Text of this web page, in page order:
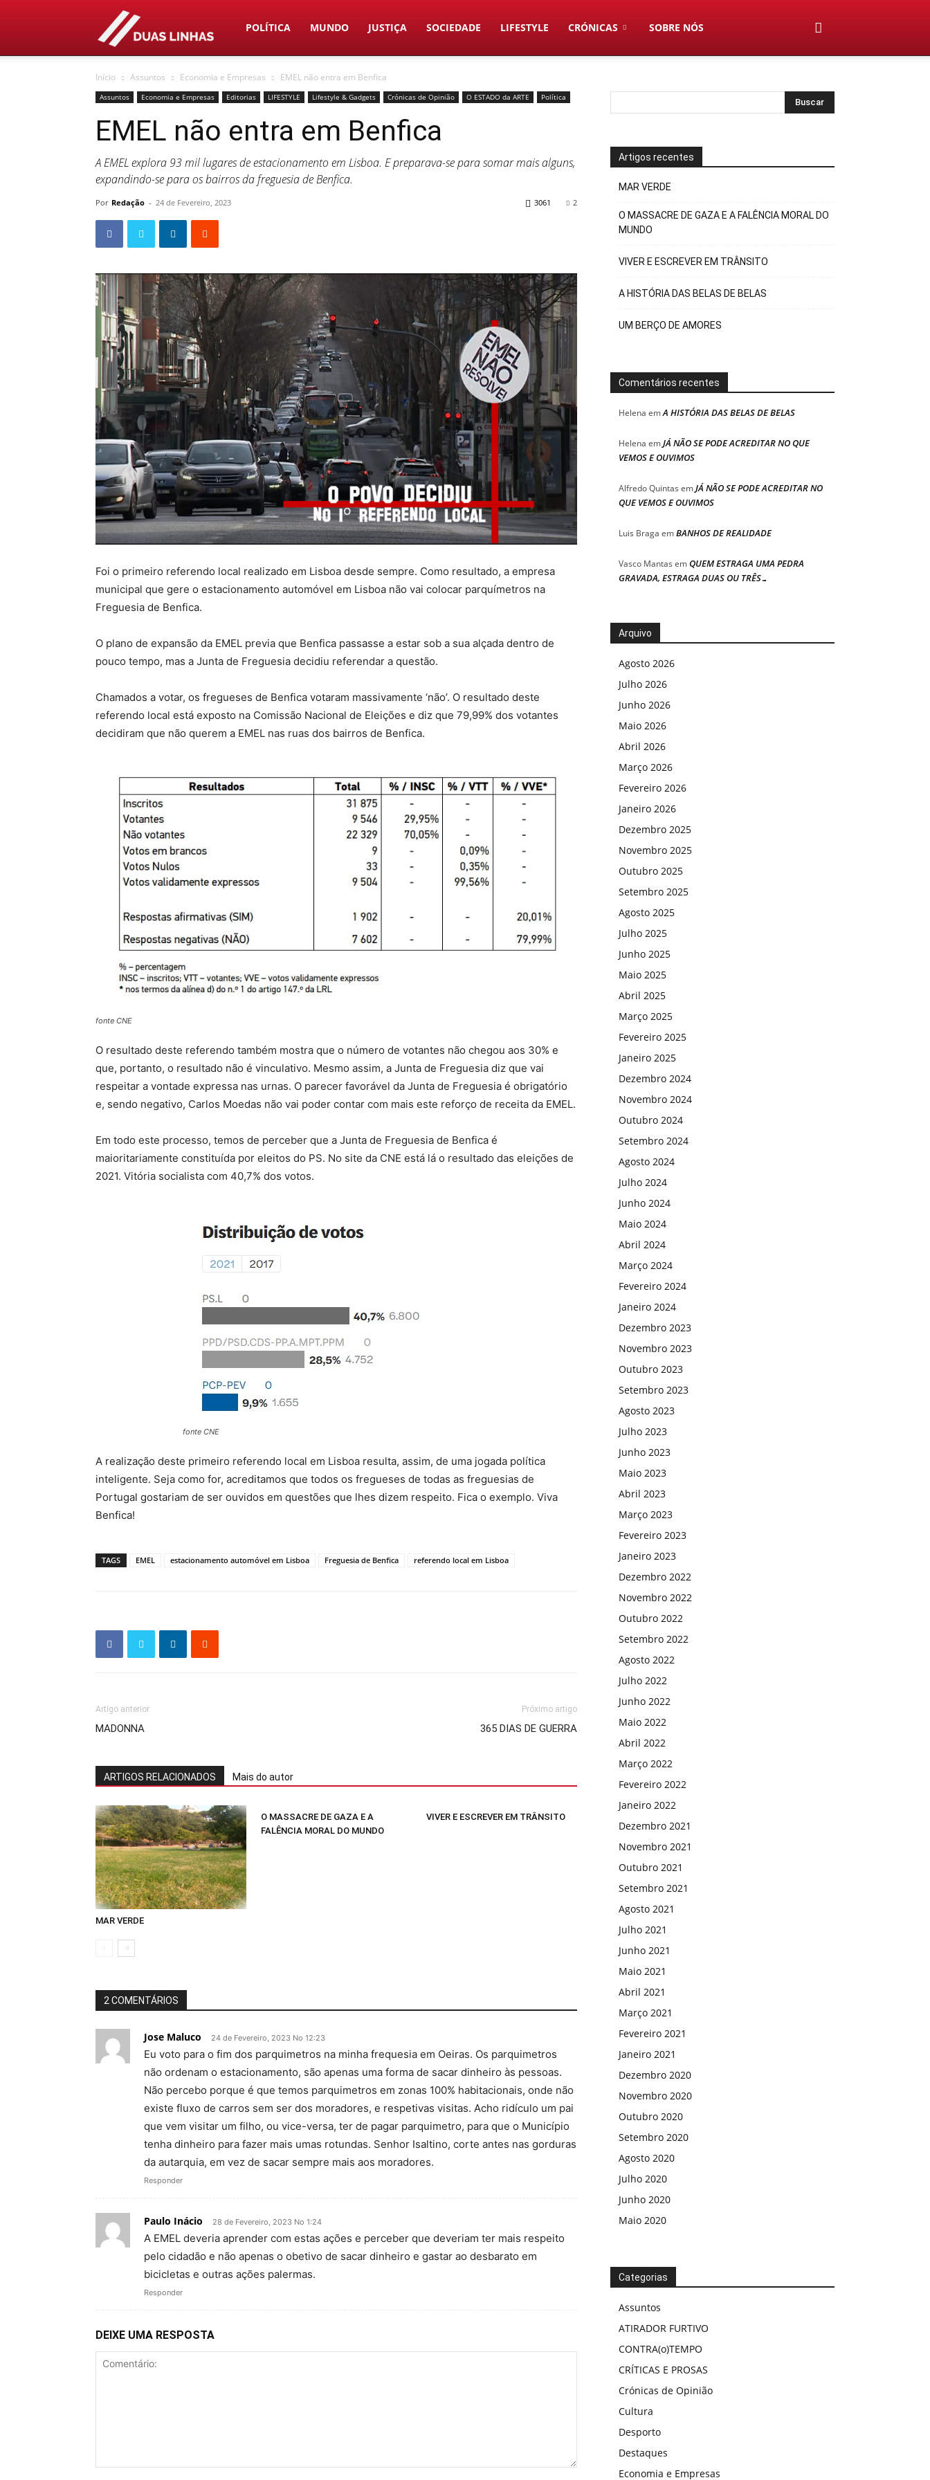
Duas
Linhas
POLÍTICA MUNDO JUSTIÇA SOCIEDADE LIFESTYLE CRÓNICAS SOBRE NÓS
Início Assuntos Economia e Empresas EMEL não entra em Benfica
Assuntos Economia e Empresas Editorias LIFESTYLE Lifestyle & Gadgets Crónicas de Opinião O ESTADO da ARTE Política
EMEL não entra em Benfica
A EMEL explora 93 mil lugares de estacionamento em Lisboa. E preparava-se para somar mais alguns,
expandindo-se para os bairros da freguesia de Benfica.
Por Redação - 24 de Fevereiro, 2023 2
3061
Foi o primeiro referendo local realizado em Lisboa desde sempre. Como resultado, a empresa
municipal que gere o estacionamento automóvel em Lisboa não vai colocar parquímetros na
Freguesia de Benfica.
O plano de expansão da EMEL previa que Benfica passasse a estar sob a sua alçada dentro de
pouco tempo, mas a Junta de Freguesia decidiu referendar a questão.
Chamados a votar, os fregueses de Benfica votaram massivamente ‘não’. O resultado deste
referendo local está exposto na Comissão Nacional de Eleições e diz que 79,99% dos votantes
decidiram que não querem a EMEL nas ruas dos bairros de Benfica.
fonte CNE
O resultado deste referendo também mostra que o número de votantes não chegou aos 30% e
que, portanto, o resultado não é vinculativo. Mesmo assim, a Junta de Freguesia diz que vai
respeitar a vontade expressa nas urnas. O parecer favorável da Junta de Freguesia é obrigatório
e, sendo negativo, Carlos Moedas não vai poder contar com mais este reforço de receita da EMEL.
Em todo este processo, temos de perceber que a Junta de Freguesia de Benfica é
maioritariamente constituída por eleitos do PS. No site da CNE está lá o resultado das eleições de
2021. Vitória socialista com 40,7% dos votos.
fonte CNE
A realização deste primeiro referendo local em Lisboa resulta, assim, de uma jogada política
inteligente. Seja como for, acreditamos que todos os fregueses de todas as freguesias de
Portugal gostariam de ser ouvidos em questões que lhes dizem respeito. Fica o exemplo. Viva
Benfica!
TAGS EMEL estacionamento automóvel em Lisboa Freguesia de Benfica referendo local em Lisboa
Artigo anterior
MADONNA
Próximo artigo
365 DIAS DE GUERRA
ARTIGOS RELACIONADOS Mais do autor
MAR VERDE
O MASSACRE DE GAZA E A
FALÊNCIA MORAL DO MUNDO
VIVER E ESCREVER EM TRÂNSITO
2 COMENTÁRIOS
Jose Maluco 24 de Fevereiro, 2023 No 12:23
Eu voto para o fim dos parquimetros na minha frequesia em Oeiras. Os parquimetros
não ordenam o estacionamento, são apenas uma forma de sacar dinheiro às pessoas.
Não percebo porque é que temos parquimetros em zonas 100% habitacionais, onde não
existe fluxo de carros sem ser dos moradores, e respetivas visitas. Acho ridículo um pai
que vem visitar um filho, ou vice-versa, ter de pagar parquimetro, para que o Município
tenha dinheiro para fazer mais umas rotundas. Senhor Isaltino, corte antes nas gorduras
da autarquia, em vez de sacar sempre mais aos moradores.
Responder
Paulo Inácio 28 de Fevereiro, 2023 No 1:24
A EMEL deveria aprender com estas ações e perceber que deveriam ter mais respeito
pelo cidadão e não apenas o obetivo de sacar dinheiro e gastar ao desbarato em
bicicletas e outras ações palermas.
Responder
DEIXE UMA RESPOSTA
Artigos recentes
MAR VERDE
O MASSACRE DE GAZA E A FALÊNCIA MORAL DO
MUNDO
VIVER E ESCREVER EM TRÂNSITO
A HISTÓRIA DAS BELAS DE BELAS
UM BERÇO DE AMORES
Comentários recentes
Helena emA HISTÓRIA DAS BELAS DE BELAS
Helena emJÁ NÃO SE PODE ACREDITAR NO QUE
VEMOS E OUVIMOS
Alfredo Quintas emJÁ NÃO SE PODE ACREDITAR NO
QUE VEMOS E OUVIMOS
Luis Braga emBANHOS DE REALIDADE
Vasco Mantas emQUEM ESTRAGA UMA PEDRA
GRAVADA, ESTRAGA DUAS OU TRÊS…
Arquivo
Agosto 2026
Julho 2026
Junho 2026
Maio 2026
Abril 2026
Março 2026
Fevereiro 2026
Janeiro 2026
Dezembro 2025
Novembro 2025
Outubro 2025
Setembro 2025
Agosto 2025
Julho 2025
Junho 2025
Maio 2025
Abril 2025
Março 2025
Fevereiro 2025
Janeiro 2025
Dezembro 2024
Novembro 2024
Outubro 2024
Setembro 2024
Agosto 2024
Julho 2024
Junho 2024
Maio 2024
Abril 2024
Março 2024
Fevereiro 2024
Janeiro 2024
Dezembro 2023
Novembro 2023
Outubro 2023
Setembro 2023
Agosto 2023
Julho 2023
Junho 2023
Maio 2023
Abril 2023
Março 2023
Fevereiro 2023
Janeiro 2023
Dezembro 2022
Novembro 2022
Outubro 2022
Setembro 2022
Agosto 2022
Julho 2022
Junho 2022
Maio 2022
Abril 2022
Março 2022
Fevereiro 2022
Janeiro 2022
Dezembro 2021
Novembro 2021
Outubro 2021
Setembro 2021
Agosto 2021
Julho 2021
Junho 2021
Maio 2021
Abril 2021
Março 2021
Fevereiro 2021
Janeiro 2021
Dezembro 2020
Novembro 2020
Outubro 2020
Setembro 2020
Agosto 2020
Julho 2020
Junho 2020
Maio 2020
Categorias
Assuntos
ATIRADOR FURTIVO
CONTRA(o)TEMPO
CRÍTICAS E PROSAS
Crónicas de Opinião
Cultura
Desporto
Destaques
Economia e Empresas